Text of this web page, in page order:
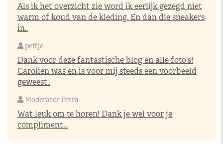
Als ik het overzicht zie word ik eerlijk gezegd niet
warm of koud van de kleding. En dan die sneakers
in..
pettje
Dank voor deze fantastische blog en alle foto's!
Carolien was en is voor mij steeds een voorbeeld
geweest..
Moderator Petra
Wat leuk om te horen! Dank je wel voor je
compliment...